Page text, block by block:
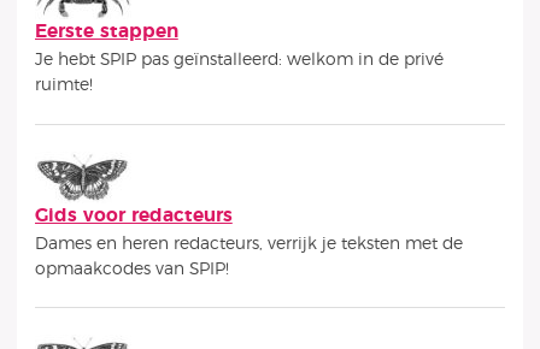
Eerste stappen
Je hebt SPIP pas geïnstalleerd: welkom in de privé
ruimte!
Gids voor redacteurs
Dames en heren redacteurs, verrijk je teksten met de
opmaakcodes van SPIP!